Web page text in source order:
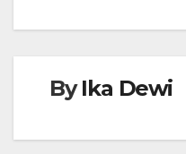
ByIka Dewi